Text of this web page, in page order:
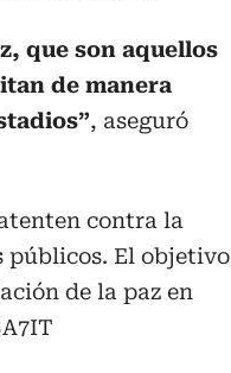
que son aquellos
de manera
, aseguró
contra la
públicos. El objetivo
de la paz en